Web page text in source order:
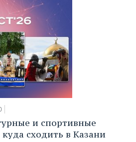
и спортивные
куда сходить в Казани